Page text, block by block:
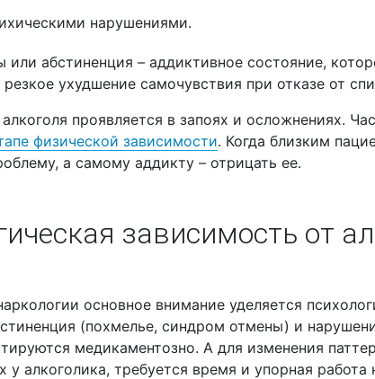
нарушениями.
абстиненция – аддиктивное состояние,
резкое ухудшение самочувствия при отказе от
проявляется в запоях и осложнениях.
физической зависимости. Когда близким
а самому аддикту – отрицать ее.
зависимость от
основное внимание уделяется
(похмелье, синдром отмены) и
медикаментозно. А для изменения
алкоголика, требуется время и упорная работа